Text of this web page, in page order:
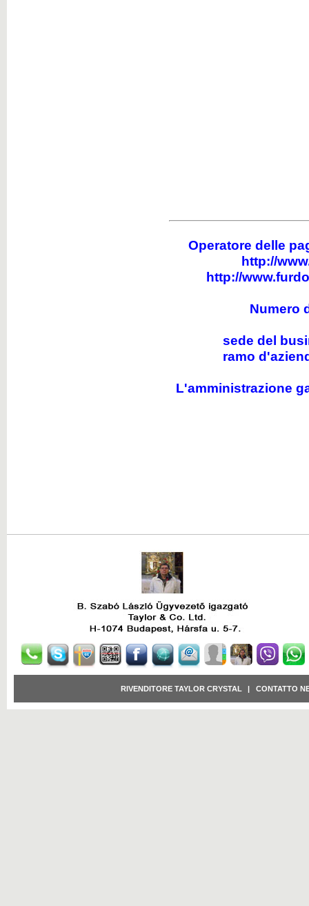
Operatore delle
http://
http://
Numero
sede del
ramo
L'amministrazione
RIVENDITORE TAYLOR CRYSTAL | CONTATTO